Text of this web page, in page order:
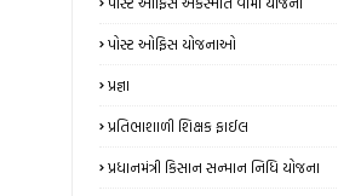
પોસ્ટ ઓફિસ યોજનાઓ
પ્રજ્ઞા
પ્રતિભાશાળી શિક્ષક ફાઈલ
પ્રધાનમંત્રી કિસાન સન્માન નિધિ યોજના